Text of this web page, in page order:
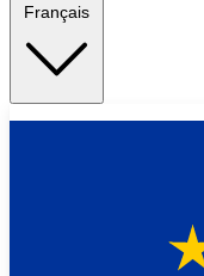
Français